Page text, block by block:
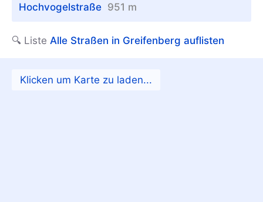
Hochvogelstraße 951 m
🔍 Liste Alle Straßen in Greifenberg auflisten